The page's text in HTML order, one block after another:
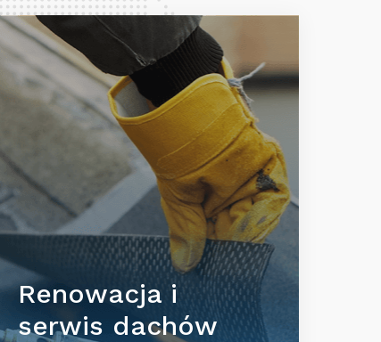
Renowacja i
serwis dachów